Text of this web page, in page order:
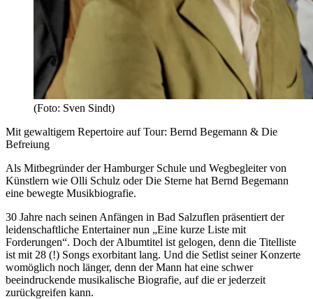
(Foto: Sven Sindt)
Mit gewaltigem Repertoire auf Tour: Bernd Begemann & Die
Befreiung
Als Mitbegründer der Hamburger Schule und Wegbegleiter von
Künstlern wie Olli Schulz oder Die Sterne hat Bernd Begemann
eine bewegte Musikbiografie.
30 Jahre nach seinen Anfängen in Bad Salzuflen präsentiert der
leidenschaftliche Entertainer nun „Eine kurze Liste mit
Forderungen“. Doch der Albumtitel ist gelogen, denn die Titelliste
ist mit 28 (!) Songs exorbitant lang. Und die Setlist seiner Konzerte
womöglich noch länger, denn der Mann hat eine schwer
beeindruckende musikalische Biografie, auf die er jederzeit
zurückgreifen kann.